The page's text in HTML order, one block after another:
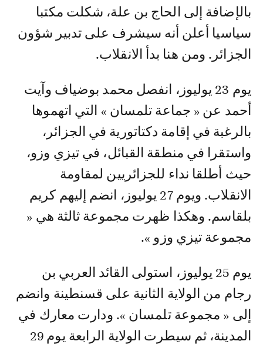
بالإضافة إلى الحاج بن علة، شكلت مكتبا
سياسيا أعلن أنه سيشرف على تدبير شؤون
الجزائر. ومن هنا بدأ الانقلاب.
يوم 23 يوليوز، انفصل محمد بوضياف وآيت
أحمد عن « جماعة تلمسان » التي اتهموها
بالرغبة في إقامة دكتاتورية في الجزائر،
واستقرا في منطقة القبائل، في تيزي وزو،
حيث أطلقا نداء للجزائريين لمقاومة
الانقلاب. ويوم 27 يوليوز، انضم إليهم كريم
بلقاسم. وهكذا ظهرت مجموعة ثالثة هي «
مجموعة تيزي وزو ».
يوم 25 يوليوز، استولى القائد العربي بن
رجام من الولاية الثانية على قسنطينة وانضم
إلى « مجموعة تلمسان ». ودارت معارك في
المدينة، ثم سيطرت الولاية الرابعة يوم 29